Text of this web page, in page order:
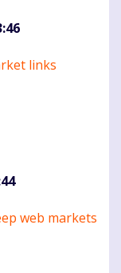
links
web markets